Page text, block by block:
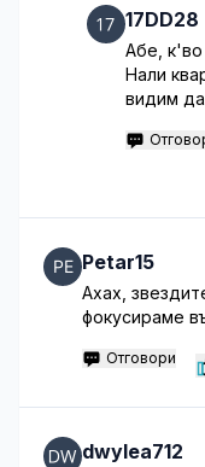
17DD28
Абе, к'во
Нали
видим
Petar15
Ахах,
фокусираме
Отговори
dwylea712